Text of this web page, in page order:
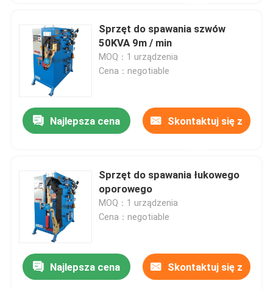
Sprzęt do spawania szwów
50KVA 9m / min
MOQ：1 urządzenia
Cena：negotiable
Najlepsza cena Skontaktuj się z
Sprzęt do spawania łukowego
oporowego
MOQ：1 urządzenia
Cena：negotiable
Najlepsza cena Skontaktuj się z